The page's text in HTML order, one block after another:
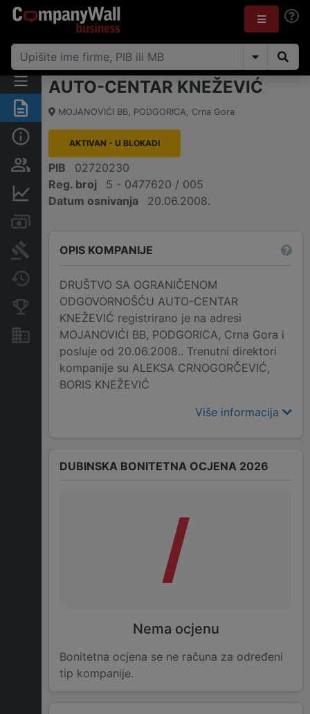
Sažetak
Osobe i vlasništvo
Finansijski podaci
Arhiva sudskih objava
Promjene
Konkurentne kompanije
Nekretnine i imovina
AUTO-CENTAR KNEŽEVIĆ
MOJANOVIĆI BB, PODGORICA, Crna Gora
AKTIVAN - U BLOKADI
PIB
02720230
Reg. broj
5 - 0477620 / 005
Datum osnivanja
20.06.2008.
OPIS KOMPANIJE
DRUŠTVO SA OGRANIČENOM
ODGOVORNOŠĆU AUTO-CENTAR
KNEŽEVIĆ registrirano je na adresi
MOJANOVIĆI BB, PODGORICA, Crna Gora i
posluje od 20.06.2008.. Trenutni direktori
kompanije su ALEKSA CRNOGORČEVIĆ,
BORIS KNEŽEVIĆ
Više informacija
DUBINSKA BONITETNA OCJENA 2026
/
Nema ocjenu
Bonitetna ocjena se ne računa za određeni
tip kompanije.